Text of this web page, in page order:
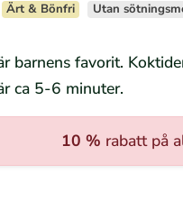
Ärt & Bönfri Utan
barnens favorit.
ca 5-6 minuter.
10 % rabatt på